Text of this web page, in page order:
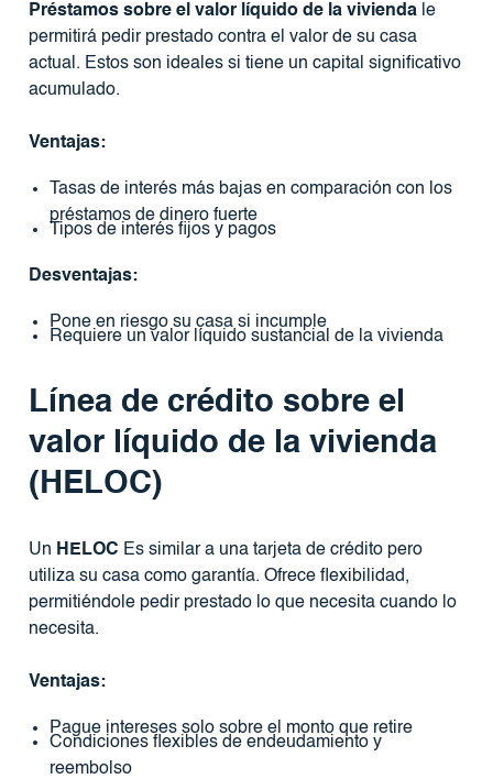
Préstamos sobre el valor líquido de la viviendale
permitirá pedir prestado contra el valor de su casa
actual. Estos son ideales si tiene un capital significativo
acumulado.
Ventajas:
Tasas de interés más bajas en comparación con los
préstamos de dinero fuerte
Tipos de interés fijos y pagos
Desventajas:
Pone en riesgo su casa si incumple
Requiere un valor líquido sustancial de la vivienda
Línea de crédito sobre el
valor líquido de la vivienda
(HELOC)
Un HELOC Es similar a una tarjeta de crédito pero
utiliza su casa como garantía. Ofrece flexibilidad,
permitiéndole pedir prestado lo que necesita cuando lo
necesita.
Ventajas:
Pague intereses solo sobre el monto que retire
Condiciones flexibles de endeudamiento y
reembolso